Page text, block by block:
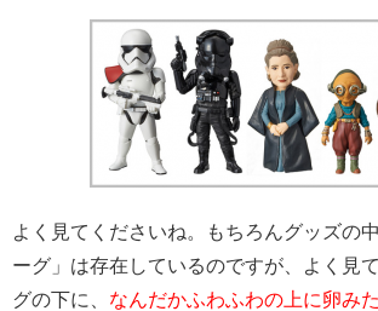
よく見てくださいね。もちろんグッズの
ーグ」は存在しているのですが、よく見
グの下に、 なんだかふわふわの上に卵み